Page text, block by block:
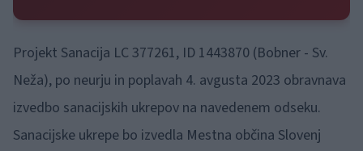
Projekt Sanacija LC 377261, ID 1443870 (Bobner - Sv.
Neža), po neurju in poplavah 4. avgusta 2023 obravnava
izvedbo sanacijskih ukrepov na navedenem odseku.
Sanacijske ukrepe bo izvedla Mestna občina Slovenj